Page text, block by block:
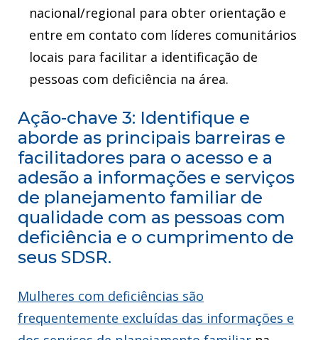
nacional/regional para obter orientação e
entre em contato com líderes comunitários
locais para facilitar a identificação de
pessoas com deficiência na área.
Ação-chave 3: Identifique e
aborde as principais barreiras e
facilitadores para o acesso e a
adesão a informações e serviços
de planejamento familiar de
qualidade com as pessoas com
deficiência e o cumprimento de
seus SDSR.
Mulheres com deficiências são
frequentemente excluídas das informações e